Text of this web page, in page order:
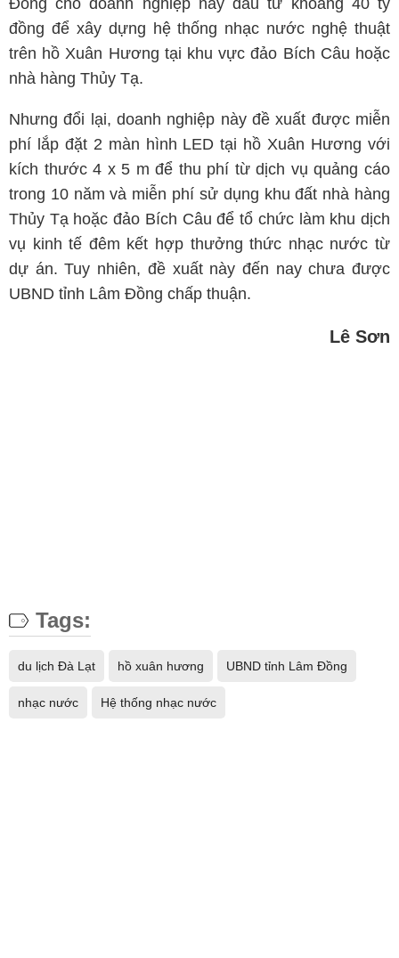
Đồng cho doanh nghiệp này đầu tư khoảng 40 tỷ
đồng để xây dựng hệ thống nhạc nước nghệ thuật
trên hồ Xuân Hương tại khu vực đảo Bích Câu hoặc
nhà hàng Thủy Tạ.
Nhưng đổi lại, doanh nghiệp này đề xuất được miễn
phí lắp đặt 2 màn hình LED tại hồ Xuân Hương với
kích thước 4 x 5 m để thu phí từ dịch vụ quảng cáo
trong 10 năm và miễn phí sử dụng khu đất nhà hàng
Thủy Tạ hoặc đảo Bích Câu để tổ chức làm khu dịch
vụ kinh tế đêm kết hợp thưởng thức nhạc nước từ
dự án. Tuy nhiên, đề xuất này đến nay chưa được
UBND tỉnh Lâm Đồng chấp thuận.
Lê Sơn
Tags:
du lịch Đà Lạt hồ xuân hương UBND tỉnh Lâm Đồng
nhạc nước Hệ thống nhạc nước